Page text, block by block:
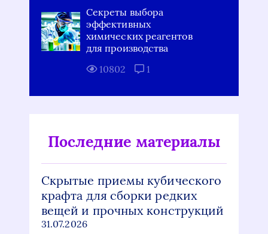
Секреты выбора
эффективных
химических реагентов
для производства
10802
1
Последние материалы
Скрытые приемы кубического
крафта для сборки редких
вещей и прочных конструкций
31.07.2026